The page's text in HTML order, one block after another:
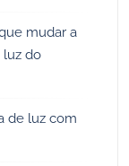
mudar a
luz do
de luz com